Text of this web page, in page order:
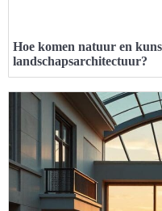
Hoe komen natuur en
landschapsarchitectuur?